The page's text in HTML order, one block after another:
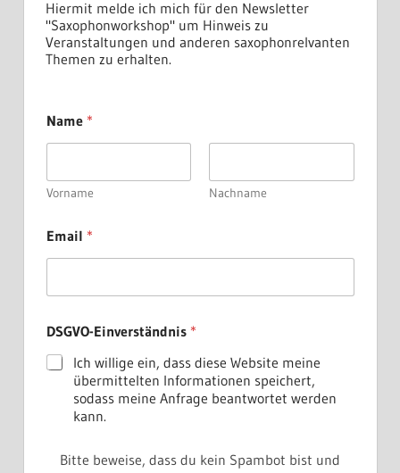
Hiermit melde ich mich für den Newsletter
"Saxophonworkshop" um Hinweis zu
Veranstaltungen und anderen saxophonrelvanten
Themen zu erhalten.
Name *
Vorname Nachname
Email *
E
m
a
DSGVO-Einverständnis *
Ich willige ein, dass diese Website meine
übermittelten Informationen speichert,
sodass meine Anfrage beantwortet werden
kann.
Bitte beweise, dass du kein Spambot bist und